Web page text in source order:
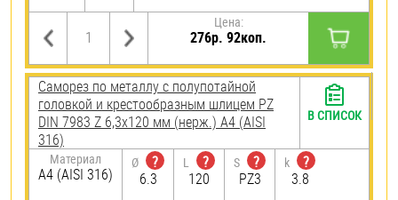
Цена:
276р. 92коп.
Саморез по металлу с полупотайной
головкой и крестообразным шлицем PZ
DIN 7983 Z 6,3х120 мм (нерж.) A4 (AISI
316)
Материал
A4 (AISI 316)
Ø
?
6.3
L
?
120
S
?
PZ3
k
?
3.8
В СПИСОК